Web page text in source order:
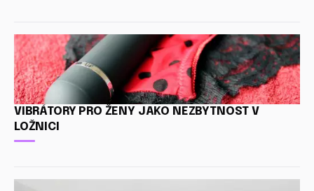
VIBRÁTORY PRO ŽENY JAKO NEZBYTNOST V
LOŽNICI